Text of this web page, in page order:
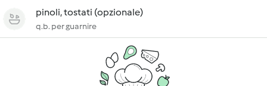
pinoli, tostati (opzionale)
q.b. per guarnire